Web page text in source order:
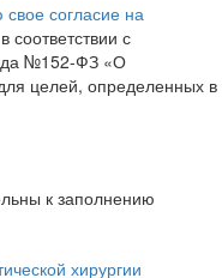
согласие на
соответствии с
№152-ФЗ «О
целей, определенных в
к заполнению